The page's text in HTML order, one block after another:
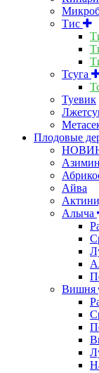
Тис
Тсуга
Туевик
Плодовые
Айва
Алыча
Вишня